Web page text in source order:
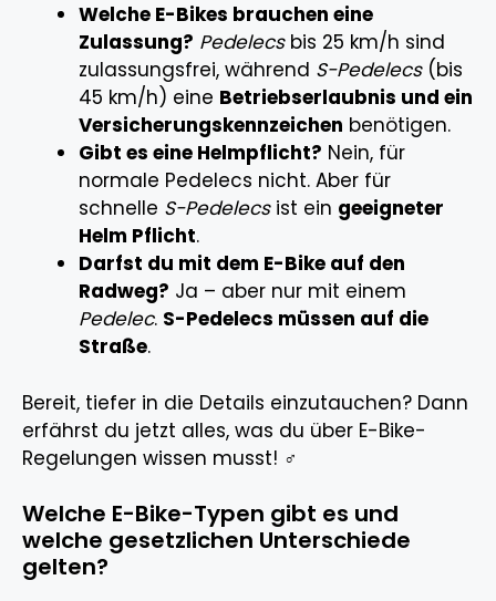
Welche E-Bikes brauchen eine
Zulassung? Pedelecsbis 25 km/h sind
zulassungsfrei, während S-Pedelecs(bis
45 km/h) eine Betriebserlaubnis und ein
Versicherungskennzeichen benötigen.
Gibt es eine Helmpflicht? Nein, für
normale Pedelecs nicht. Aber für
schnelle S-Pedelecsist ein geeigneter
Helm Pflicht.
Darfst du mit dem E-Bike auf den
Radweg? Ja – aber nur mit einem
Pedelec. S-Pedelecs müssen auf die
Straße.
Bereit, tiefer in die Details einzutauchen? Dann
erfährst du jetzt alles, was du über E-Bike-
Regelungen wissen musst! ‍♂️
Welche E-Bike-Typen gibt es und
welche gesetzlichen Unterschiede
gelten?